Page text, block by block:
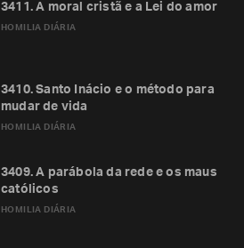
HOMILIA DIÁRIA
3411. A moral cristã e a Lei do amor
HOMILIA DIÁRIA
3410. Santo Inácio e o método para
mudar de vida
HOMILIA DIÁRIA
3409. A parábola da rede e os maus
católicos